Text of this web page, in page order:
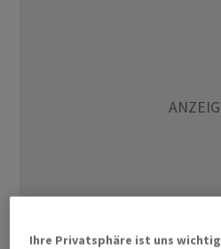
Ihre Privatsphäre ist uns wichtig